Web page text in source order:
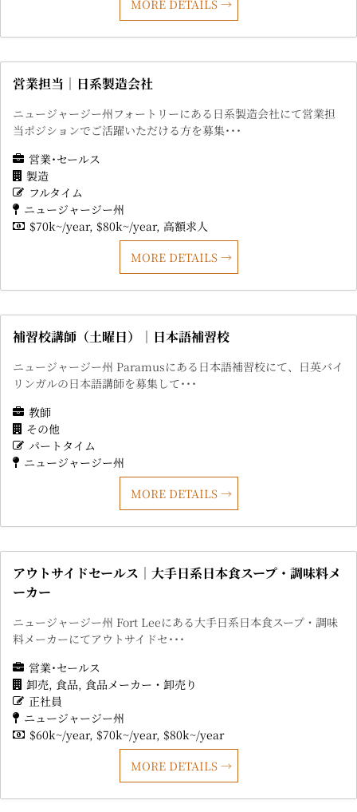
MORE DETAILS
営業担当｜日系製造会社
ニュージャージー州フォートリーにある日系製造会社にて営業担
当ポジションでご活躍いただける方を募集･･･
営業･セールス
製造
フルタイム
ニュージャージー州
$70k~/year $80k~/year 高額求人
MORE DETAILS
補習校講師（土曜日）｜日本語補習校
ニュージャージー州 Paramusにある日本語補習校にて、日英バイ
リンガルの日本語講師を募集して･･･
教師
その他
パートタイム
ニュージャージー州
MORE DETAILS
アウトサイドセールス｜大手日系日本食スープ・調味料メ
ーカー
ニュージャージー州 Fort Leeにある大手日系日本食スープ・調味
料メーカーにてアウトサイドセ･･･
営業･セールス
卸売 食品 食品メーカー・卸売り
正社員
ニュージャージー州
$60k~/year $70k~/year $80k~/year
MORE DETAILS